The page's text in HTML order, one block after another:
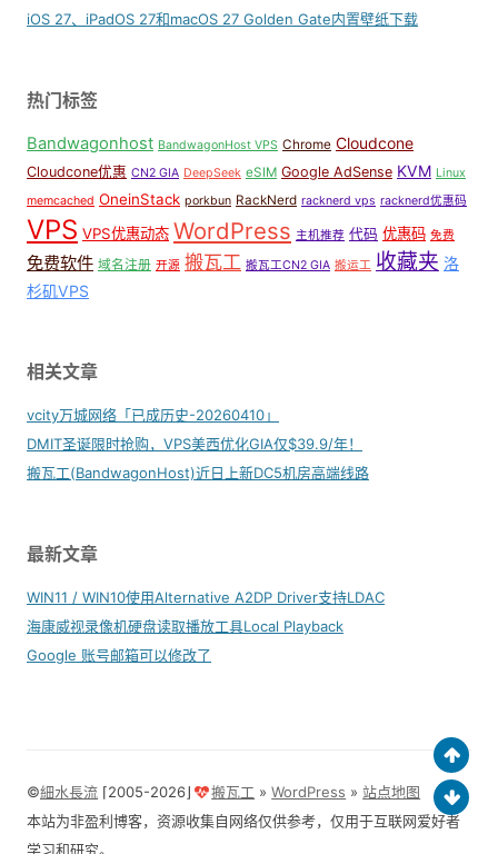
iOS 27、iPadOS 27和macOS 27 Golden Gate内置壁纸下载
热门标签
Bandwagonhost BandwagonHost VPS Chrome Cloudcone
Cloudcone优惠 CN2 GIA DeepSeek eSIM Google AdSense KVM Linux
memcached OneinStack porkbun RackNerd racknerd vps racknerd优惠码
VPS VPS优惠动态 WordPress 主机推荐 代码 优惠码 免费
免费软件 域名注册 开源 搬瓦工 搬瓦工CN2 GIA 搬运工 收藏夹 洛
杉矶VPS
相关文章
vcity万城网络「已成历史-20260410」
DMIT圣诞限时抢购，VPS美西优化GIA仅$39.9/年！
搬瓦工(BandwagonHost)近日上新DC5机房高端线路
最新文章
WIN11 / WIN10使用Alternative A2DP Driver支持LDAC
海康威视录像机硬盘读取播放工具Local Playback
Google 账号邮箱可以修改了
©細水長流 ⌈2005-2026⌋ 搬瓦工 »WordPress »站点地图
本站为非盈利博客，资源收集自网络仅供参考，仅用于互联网爱好者
学习和研究。